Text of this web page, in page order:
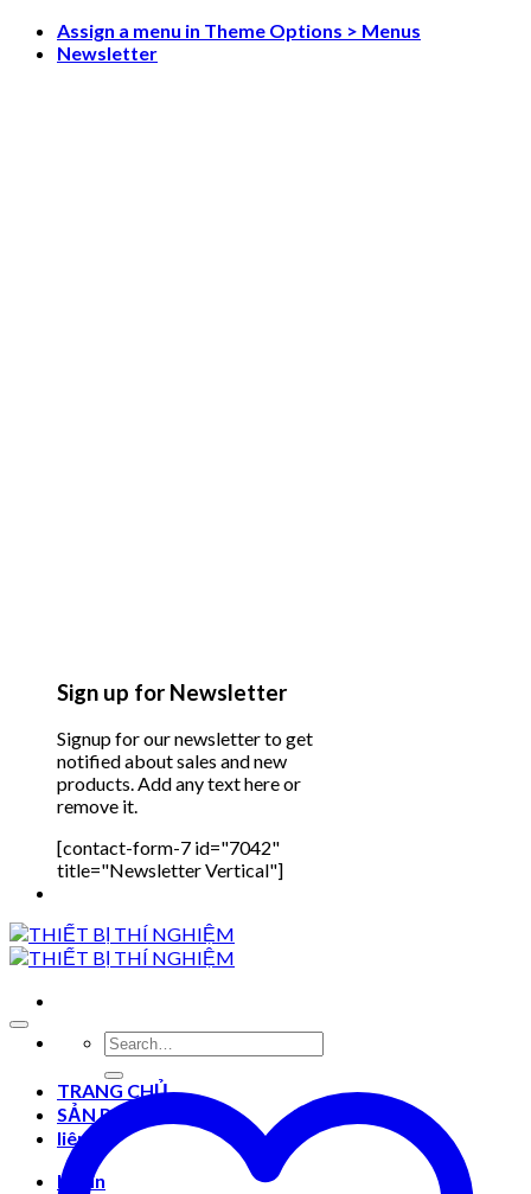
Skip
Assign a menu in Theme Options > Menus
Newsletter
Sign up for Newsletter
Signup for our newsletter to get
notified about sales and new
products. Add any text here or
remove it.
[contact-form-7 id="7042"
title="Newsletter Vertical"]
Search
for:
TRANG CHỦ
SẢN PHẨM
liên hệ
Login